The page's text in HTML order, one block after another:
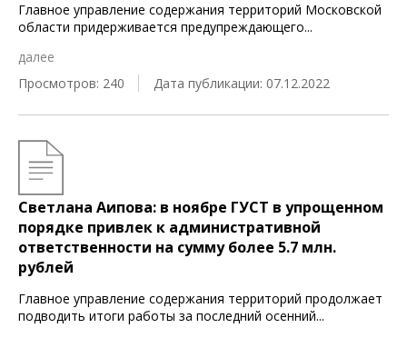
Главное управление содержания территорий Московской
области придерживается предупреждающего...
далее
Просмотров: 240
Дата публикации: 07.12.2022
Светлана Аипова: в ноябре ГУСТ в упрощенном
порядке привлек к административной
ответственности на сумму более 5.7 млн.
рублей
Главное управление содержания территорий продолжает
подводить итоги работы за последний осенний...